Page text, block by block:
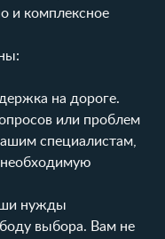
и комплексное
на дороге.
или проблем
специалистам,
нужды
выбора. Вам не